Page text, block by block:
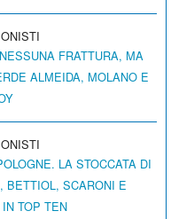
FRATTURA, MA
ALMEIDA, MOLANO E
LA STOCCATA DI
BETTIOL, SCARONI E
TOP TEN